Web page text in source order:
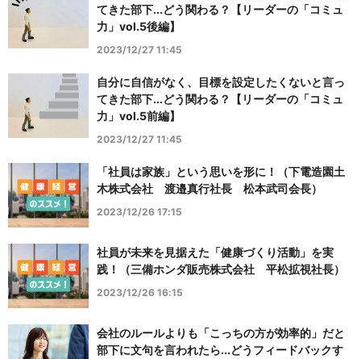
てきた部下...どう関わる？【リーダーの「コミュ
力」vol.5後編】
2023/12/27 11:45
自分に自信がなく、目標を設定したくないと言っ
てきた部下...どう関わる？【リーダーの「コミュ
力」vol.5前編】
2023/12/27 11:45
「社員は家族」という思いを形に！（下電造園土
木株式会社 渡邉真行社長 松本武司会長）
2023/12/26 17:15
社員が未来を見据えた「健康づくり活動」を実
践！（三備ホンダ販売株式会社 平松拡視社長）
2023/12/26 16:15
会社のルールよりも「こっちの方が効率的」だと
部下に文句を言われたら...どうフィードバックす